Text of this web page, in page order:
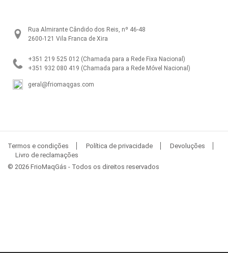
Rua Almirante Cândido dos Reis, nº 46-48
2600-121 Vila Franca de Xira
+351 219 525 012 (Chamada para a Rede Fixa Nacional)
+351 932 080 419 (Chamada para a Rede Móvel Nacional)
geral@friomaqgas.com
Termos e condições Política de privacidade
Devoluções
Livro de reclamações
© 2026 FrioMaqGás - Todos os direitos reservados